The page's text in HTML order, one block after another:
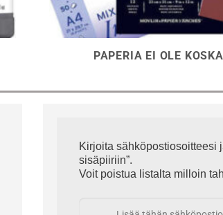
PAPERIA EI OLE
Kirjoita sähköpostiosoitteesi
sisäpiiriin”.
Voit poistua listalta milloin